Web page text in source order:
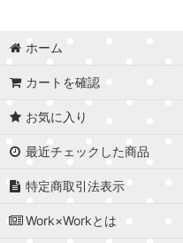
ホーム
カートを確認
お気に入り
最近チェックした商品
特定商取引法表示
Work×Workとは